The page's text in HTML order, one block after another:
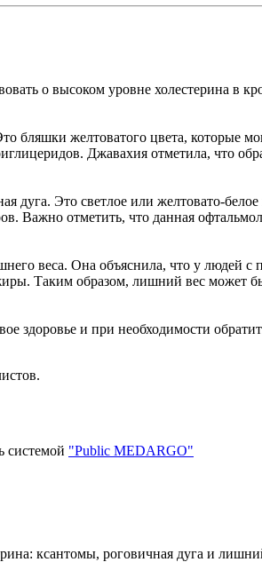
о высоком уровне холестерина в
желтоватого цвета, которые
Джавахия отметила, что
дуга. Это светлое или желтовато-
Важно отметить, что данная
веса. Она объяснила, что у людей
Таким образом, лишний вес может
здоровье и при необходимости
системой "Public MEDARGO"
ксантомы, роговичная дуга и